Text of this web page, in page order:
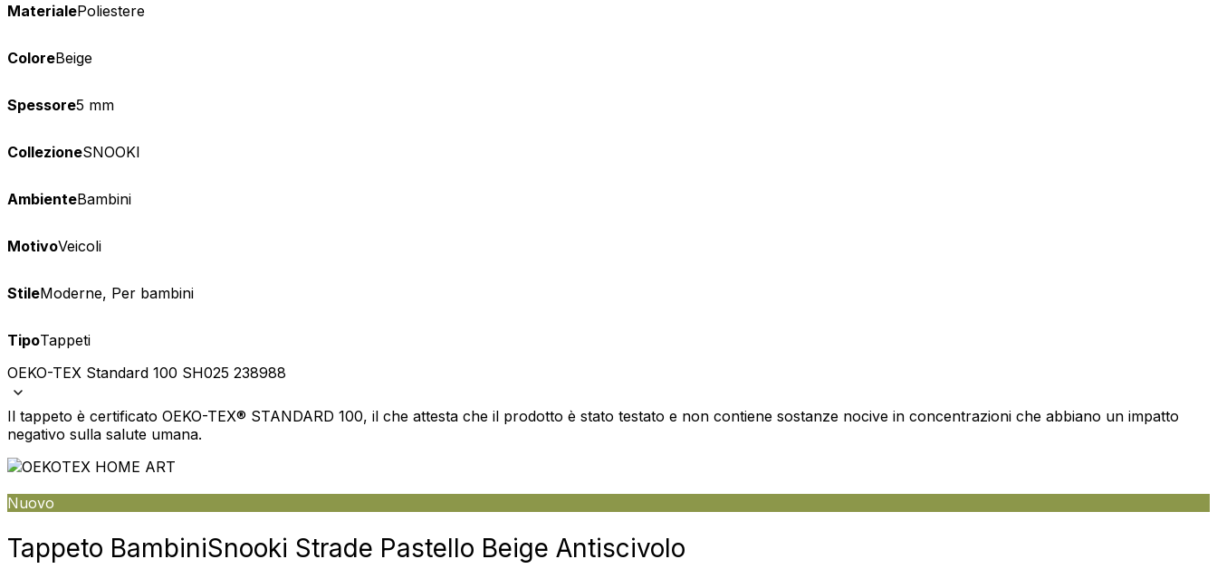
MaterialePoliestere
ColoreBeige
Spessore5 mm
CollezioneSNOOKI
AmbienteBambini
MotivoVeicoli
StileModerne, Per bambini
TipoTappeti
OEKO-TEX Standard 100 SH025 238988
Il tappeto è certificato OEKO-TEX® STANDARD 100, il che attesta che il prodotto è stato testato e non contiene sostanze nocive in concentrazioni che abbiano un impatto
negativo sulla salute umana.
Nuovo
Tappeto BambiniSnooki Strade Pastello Beige Antiscivolo